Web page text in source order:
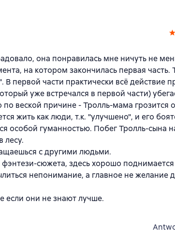
она понравилась мне ничуть не
на котором закончилась первая часть.
В первой части практически всё действие
уже встречался в первой части)
веской причине - Тролль-мама грозится
жить как люди, т.к. "улучшено", и его
особой гуманностью. Побег Тролль-сына
лесу.
с другими людьми.
сюжета, здесь хорошо
непонимание, а главное не желание
если они не знают лучше.